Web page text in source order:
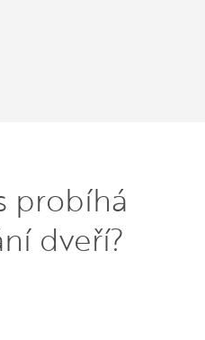
probíhá
dveří?